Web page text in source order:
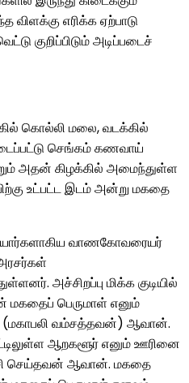
எரிக்க ஏற்பாடு
குறிப்பிடும் அடிப்படைச்
கொல்லி மலை, வடக்கில்
செங்கம் கணவாய்
அதன் கிழக்கில் அமைந்துள்ள
உட்பட்ட இடம் அன்று மகதை
வாணகோவரையர்
அரசர்கள்
அச்சிறப்பு மிக்க குடியில்
பெருமாள் எனும்
வம்சத்தவன்) ஆவான்.
ஆறகளூர் எனும் ஊரினை
செய்தவன் ஆவான். மகதை